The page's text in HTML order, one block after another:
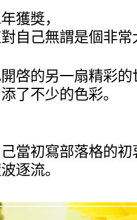
獲獎，
自己無謂是個非
啓的另一扇精彩的
了不少的色彩。
當初寫部落格的初
逐流。